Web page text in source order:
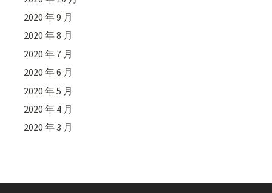
2020 年 9 月
2020 年 8 月
2020 年 7 月
2020 年 6 月
2020 年 5 月
2020 年 4 月
2020 年 3 月